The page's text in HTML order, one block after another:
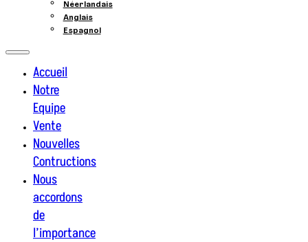
Néerlandais
Anglais
Espagnol
Accueil
Notre
Equipe
Vente
Nouvelles
Contructions
Nous
accordons
de
l’importance